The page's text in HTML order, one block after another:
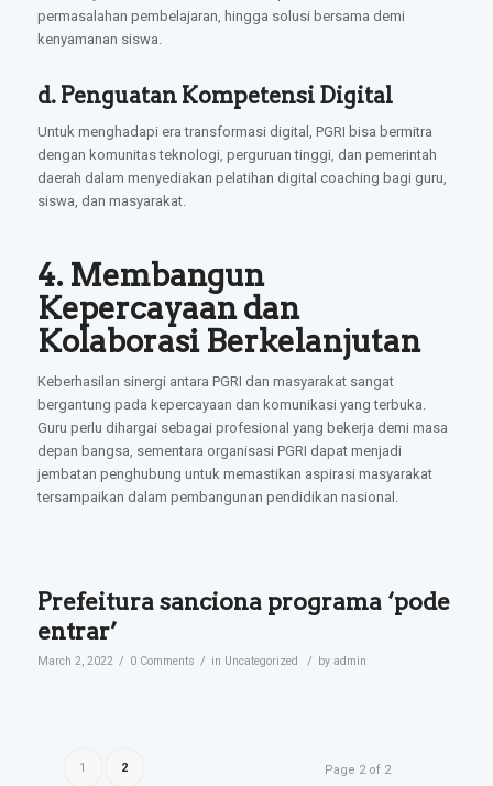
permasalahan pembelajaran, hingga solusi bersama demi
kenyamanan siswa.
d. Penguatan Kompetensi Digital
Untuk menghadapi era transformasi digital, PGRI bisa bermitra
dengan komunitas teknologi, perguruan tinggi, dan pemerintah
daerah dalam menyediakan pelatihan digital coaching bagi guru,
siswa, dan masyarakat.
4. Membangun
Kepercayaan dan
Kolaborasi Berkelanjutan
Keberhasilan sinergi antara PGRI dan masyarakat sangat
bergantung pada kepercayaan dan komunikasi yang terbuka.
Guru perlu dihargai sebagai profesional yang bekerja demi masa
depan bangsa, sementara organisasi PGRI dapat menjadi
jembatan penghubung untuk memastikan aspirasi masyarakat
tersampaikan dalam pembangunan pendidikan nasional.
Prefeitura sanciona programa ‘pode
entrar’
March 2, 2022 / 0 Comments / in Uncategorized / by admin
Page 2 of 2
1 2